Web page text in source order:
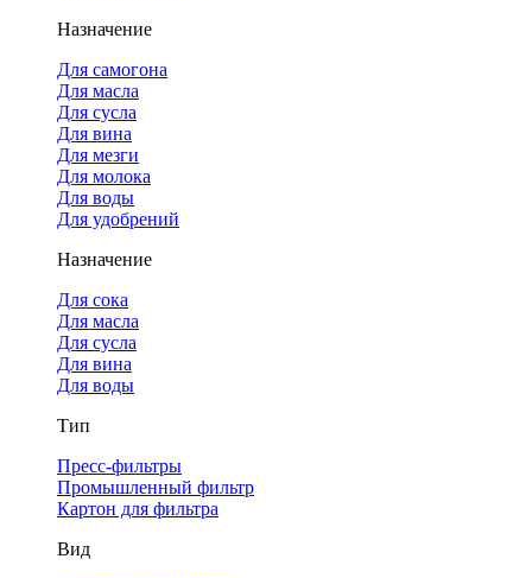
Назначение
Для самогона
Для масла
Для сусла
Для вина
Для мезги
Для молока
Для воды
Для удобрений
Назначение
Для сока
Для масла
Для сусла
Для вина
Для воды
Тип
Пресс-фильтры
Промышленный фильтр
Картон для фильтра
Вид